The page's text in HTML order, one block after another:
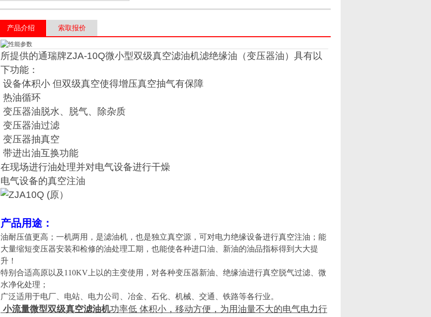
产品介绍 索取报价
所提供的通瑞牌ZJA-10Q微小型双级真空滤油机滤绝缘油（变压器油）具有以
下功能：
设备体积小 但双级真空使得增压真空抽气有保障
热油循环
变压器油脱水、脱气、除杂质
变压器油过滤
变压器抽真空
带进出油互换功能
在现场进行油处理并对电气设备进行干燥
电气设备的真空注油
产品用途：
油耐压值更高；一机两用，是滤油机，也是独立真空源，可对电力绝缘设备进行真空注油；能
大量缩短变压器安装和检修的油处理工期，也能使各种进口油、新油的油品指标得到大大提
升！
特别合适高原以及 110KV 上以的主变使用， 对各种变压器新油、绝缘油进行真空脱气过滤、微
水净化处理；
广泛适用于电厂、电站、电力公司、冶金、石化、机械、交通、铁路等各行业。
小流量微型双级真空滤油机功率低 体积小，移动方便，为用油量不大的电气电力行